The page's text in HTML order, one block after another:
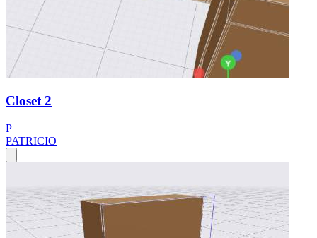
Closet 2
P
PATRICIO